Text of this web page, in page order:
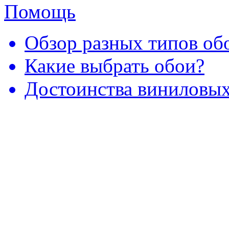
Помощь
Обзор разных типов
Какие выбрать обои?
Достоинства